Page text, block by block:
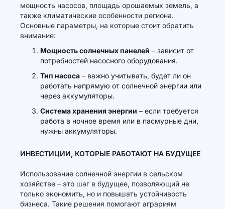
мощность насосов, площадь орошаемых земель, а
также климатические особенности региона.
Основные параметры, на которые стоит обратить
внимание:
Мощность солнечных панелей – зависит от
потребностей насосного оборудования.
Тип насоса – важно учитывать, будет ли он
работать напрямую от солнечной энергии или
через аккумуляторы.
Система хранения энергии – если требуется
работа в ночное время или в пасмурные дни,
нужны аккумуляторы.
ИНВЕСТИЦИИ, КОТОРЫЕ РАБОТАЮТ НА БУДУЩЕЕ
Использование солнечной энергии в сельском
хозяйстве – это шаг в будущее, позволяющий не
только экономить, но и повышать устойчивость
бизнеса. Такие решения помогают аграриям